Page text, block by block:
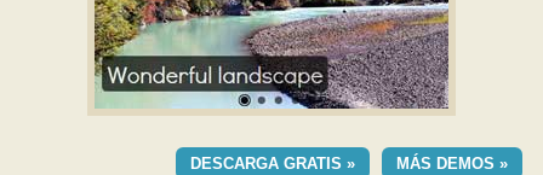
PLANTILLA
MÁS DEMOS »
DESCARGA GRATIS »